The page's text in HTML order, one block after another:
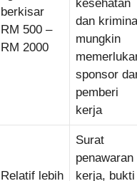
berkisar
RM 500 –
RM 2000
kesehatan
dan
mungkin
sponsor
pemberi
kerja
Relatif lebih
Surat
penawaran
kerja, bukti